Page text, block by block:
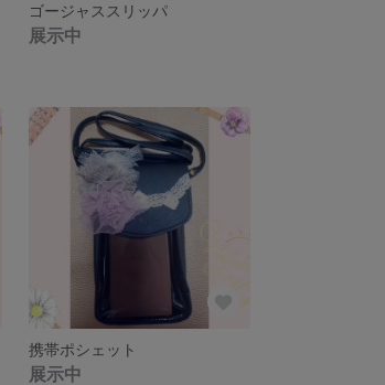
ゴージャススリッパ
展示中
携帯ポシェット
展示中